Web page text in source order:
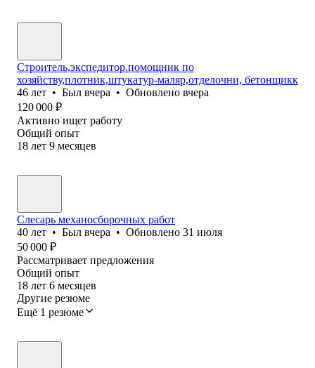
Строитель,экспедитор.помощник по
хозяйству,плотник,штукатур-маляр,отделочни, бетонщикк
46 лет • Был вчера • Обновлено вчера
120 000 ₽
Активно ищет работу
Общий опыт
18 лет 9 месяцев
Слесарь механосборочных работ
40 лет • Был вчера • Обновлено 31 июля
50 000 ₽
Рассматривает предложения
Общий опыт
18 лет 6 месяцев
Другие резюме
Ещё 1 резюме